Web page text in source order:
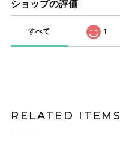
ショップの評価
すべて 1
RELATED ITEMS